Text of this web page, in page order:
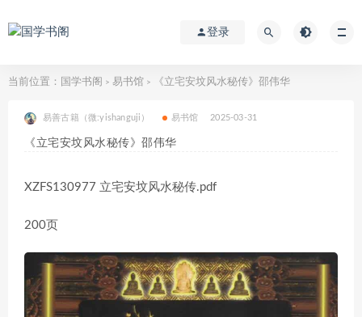
登录
当前位置： 国学书阁 > 易书馆 > 《立宅安坟风水秘传》邵伟华
易善古籍（微:yishanguji） 易书馆 2025-03-31
《立宅安坟风水秘传》邵伟华
XZFS130977 立宅安坟风水秘传.pdf
200页